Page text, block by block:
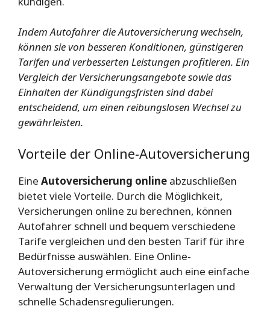
Indem Autofahrer die Autoversicherung wechseln,
können sie von besseren Konditionen, günstigeren
Tarifen und verbesserten Leistungen profitieren. Ein
Vergleich der Versicherungsangebote sowie das
Einhalten der Kündigungsfristen sind dabei
entscheidend, um einen reibungslosen Wechsel zu
gewährleisten.
Vorteile der Online-Autoversicherung
Eine Autoversicherung online abzuschließen
bietet viele Vorteile. Durch die Möglichkeit,
Versicherungen online zu berechnen, können
Autofahrer schnell und bequem verschiedene
Tarife vergleichen und den besten Tarif für ihre
Bedürfnisse auswählen. Eine Online-
Autoversicherung ermöglicht auch eine einfache
Verwaltung der Versicherungsunterlagen und
schnelle Schadensregulierungen.